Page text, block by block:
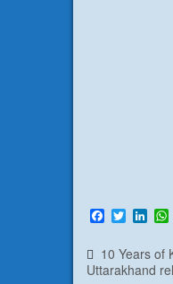
F
a
e
b
T
w
i
t
t
L
k
e
t
10 Years of
Uttarakhand